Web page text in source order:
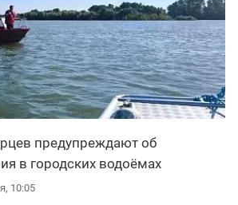
предупреждают об
в городских водоёмах
10:05